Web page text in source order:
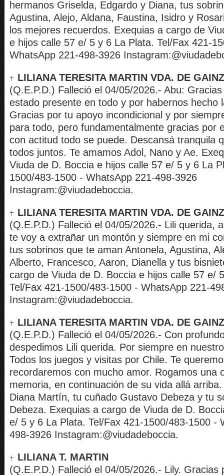
hermanos Griselda, Edgardo y Diana, tus
Agustina, Alejo, Aldana, Faustina, Isidro y
los mejores recuerdos. Exequias a cargo de
e hijos calle 57 e/ 5 y 6 La Plata. Tel/Fax 421-
WhatsApp 221-498-3926
LILIANA TERESITA MARTIN VDA. DE
(Q.E.P.D.) Falleció el 04/05/2026.- Abu:
estado presente en todo y por habernos hecho
Gracias por tu apoyo incondicional y por
para todo, pero fundamentalmente gracias por
con actitud todo se puede. Descansá tranquila
todos juntos. Te amamos Adol, Nano y Ae.
Viuda de D. Boccia e hijos calle 57 e/ 5 y 6 La
1500/483-1500 - WhatsApp 221-498-3926
Instagram:@viudadeboccia.
LILIANA TERESITA MARTIN VDA. DE
(Q.E.P.D.) Falleció el 04/05/2026.- Lili querida,
te voy a extrañar un montón y siempre en mi
tus sobrinos que te aman Antonela, Agustina,
Alberto, Francesco, Aaron, Dianella y tus
cargo de Viuda de D. Boccia e hijos calle 57 e/
Tel/Fax 421-1500/483-1500 - WhatsApp 221-
Instagram:@viudadeboccia.
LILIANA TERESITA MARTIN VDA. DE
(Q.E.P.D.) Falleció el 04/05/2026.- Con
despedimos Lili querida. Por siempre en
Todos los juegos y visitas por Chile. Te
recordaremos con mucho amor. Rogamos una
memoria, en continuación de su vida allá
Diana Martín, tu cuñado Gustavo Debeza y tu
Debeza. Exequias a cargo de Viuda de D.
e/ 5 y 6 La Plata. Tel/Fax 421-1500/483-1500 -
498-3926 Instagram:@viudadeboccia.
LILIANA T. MARTIN
(Q.E.P.D.) Falleció el 04/05/2026.- Lily. Gracias